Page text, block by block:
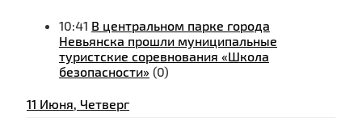
10:41 В центральном парке города
Невьянска прошли муниципальные
туристские соревнования «Школа
безопасности» (0)
11 Июня, Четверг